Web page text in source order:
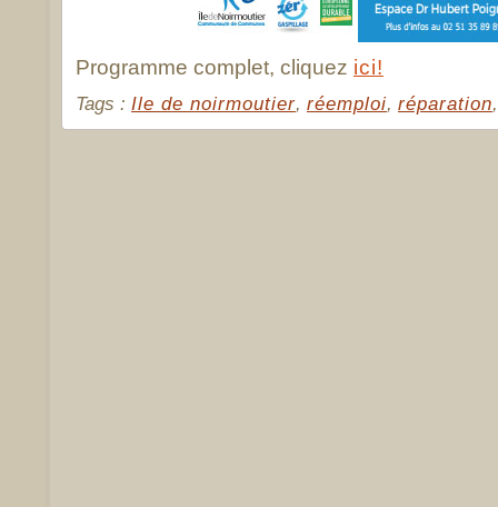
Programme complet, cliquez ici!
Tags : Ile de noirmoutier, réemploi, réparation